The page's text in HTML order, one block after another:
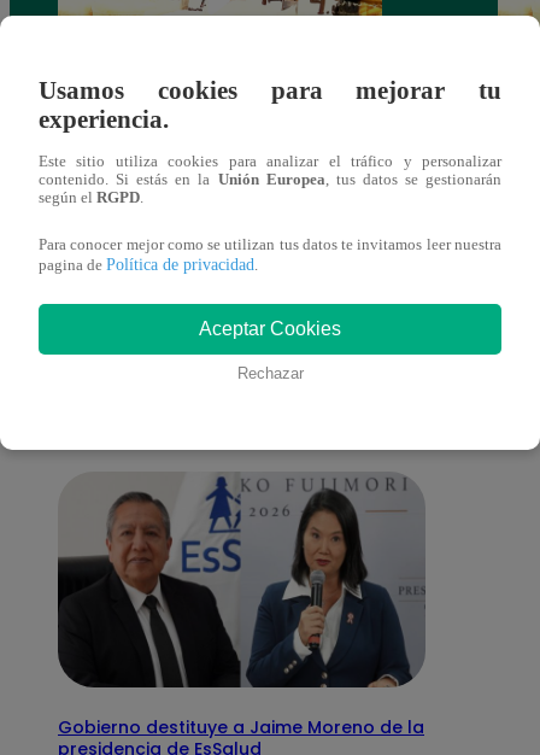
Mujeres al Mando – Viernes 25 de febrero
del 2022 – Programa completo
del
También te puede
interesar
Gobierno destituye a Jaime Moreno de la
presidencia de EsSalud
Usamos cookies para mejorar tu
experiencia.
Este sitio utiliza cookies para analizar el tráfico y personalizar
contenido. Si estás en la Unión Europea , tus datos se gestionarán
según el RGPD
Para conocer mejor como se utilizan tus datos te invitamos leer nuestra
pagina de Política de privacidad
Aceptar Cookies
Rechazar